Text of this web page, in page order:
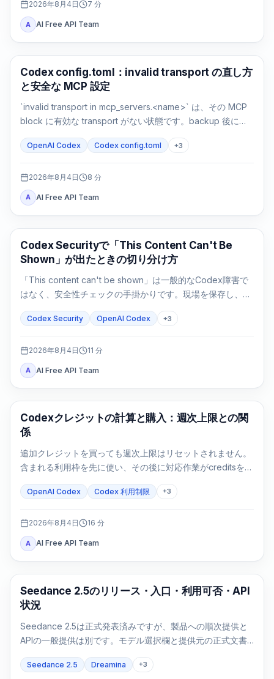
2026年8月4日 7 分
A AI Free API Team
AI 開発ツール
Codex config.toml：invalid transport の直し方
と安全な MCP 設定
`invalid transport in mcp_servers.<name>` は、その MCP
block に有効な transport がない状態です。backup 後に
します。
OpenAI Codex Codex config.toml +3
2026年8月4日 8 分
A AI Free API Team
OpenAI Codex
Codex Securityで「This Content Can't Be
Shown」が出たときの切り分け方
「This content can't be shown」は一般的なCodex障害で
はなく、安全性チェックの手掛かりです。現場を保存し、許
Codex Security OpenAI Codex +3
2026年8月4日 11 分
A AI Free API Team
AI Development Tools
Codexクレジットの計算と購入：週次上限との関
係
追加クレジットを買っても週次上限はリセットされません。
含まれる利用枠を先に使い、その後に対応作業がcreditsを消
OpenAI Codex Codex 利用制限 +3
2026年8月4日 16 分
A AI Free API Team
AI Video Generation
Seedance 2.5のリリース・入口・利用可否・API
状況
Seedance 2.5は正式発表済みですが、製品への順次提供と
APIの一般提供は別です。モデル選択欄と提供元の正式文書
Seedance 2.5 Dreamina +3